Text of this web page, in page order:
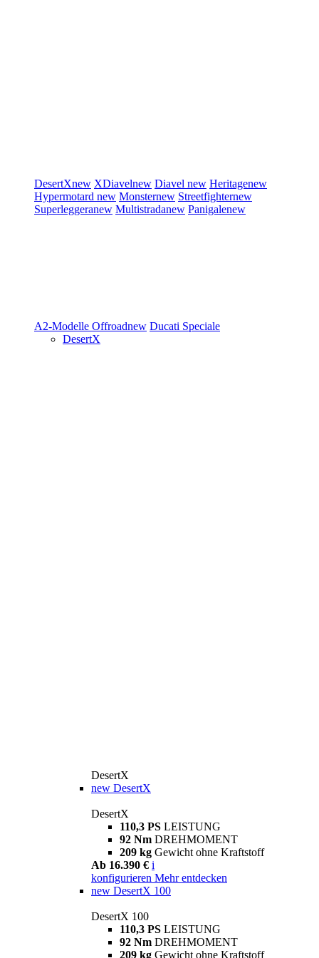
DesertXnew XDiavelnew Diavel new Heritagenew
Hypermotard new Monsternew Streetfighternew
Superleggeranew Multistradanew Panigalenew
A2-Modelle Offroadnew Ducati Speciale
DesertX
DesertX
new DesertX
DesertX
110,3 PS LEISTUNG
92 Nm DREHMOMENT
209 kg Gewicht ohne Kraftstoff
Ab 16.390 € i
konfigurieren Mehr entdecken
new DesertX 100
DesertX 100
110,3 PS LEISTUNG
92 Nm DREHMOMENT
209 kg Gewicht ohne Kraftstoff